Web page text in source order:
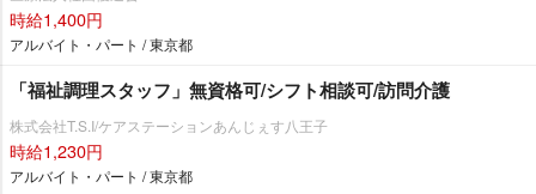
時給1,400円
アルバイト・パート / 東京都
「福祉調理スタッフ」無資格可/シフト相談可/訪問介護
株式会社T.S.I/ケアステーションあんじぇす八王子
時給1,230円
アルバイト・パート / 東京都